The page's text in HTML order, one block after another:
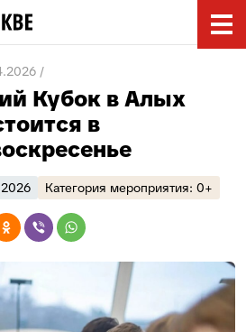
Кубок в Алых
в
Категория мероприятия: 0+